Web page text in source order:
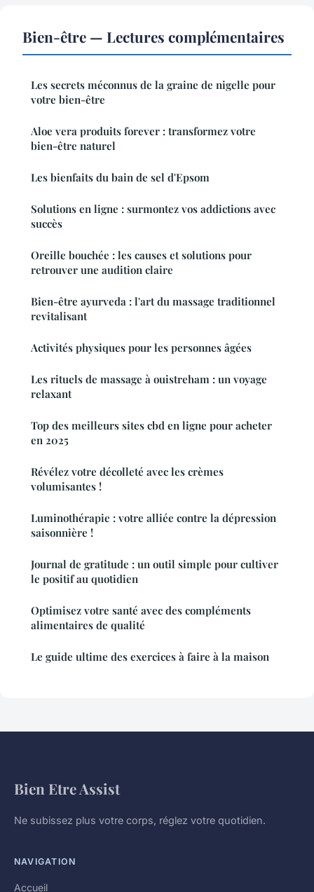
Bien-être — Lectures complémentaires
Les secrets méconnus de la graine de nigelle pour
votre bien-être
Aloe vera produits forever : transformez votre
bien-être naturel
Les bienfaits du bain de sel d'Epsom
Solutions en ligne : surmontez vos addictions avec
succès
Oreille bouchée : les causes et solutions pour
retrouver une audition claire
Bien-être ayurveda : l'art du massage traditionnel
revitalisant
Activités physiques pour les personnes âgées
Les rituels de massage à ouistreham : un voyage
relaxant
Top des meilleurs sites cbd en ligne pour acheter
en 2025
Révélez votre décolleté avec les crèmes
volumisantes !
Luminothérapie : votre alliée contre la dépression
saisonnière !
Journal de gratitude : un outil simple pour cultiver
le positif au quotidien
Optimisez votre santé avec des compléments
alimentaires de qualité
Le guide ultime des exercices à faire à la maison
Bien Etre Assist
Ne subissez plus votre corps, réglez votre quotidien.
NAVIGATION
Accueil